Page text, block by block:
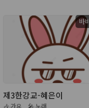
바
제3한강교-혜은이
🎶 가요 🎤 노래